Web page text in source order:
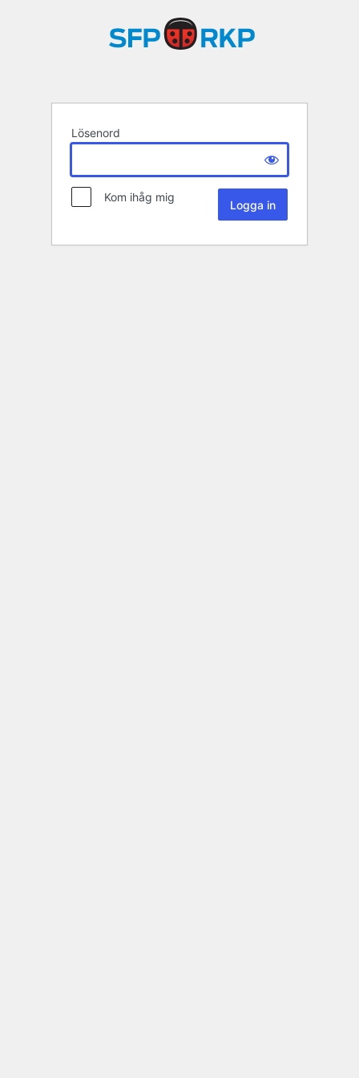
Lösenord
Kom ihåg mig